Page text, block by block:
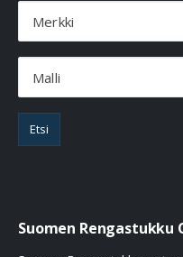
Merkki
Malli
Etsi
Suomen Rengastukku